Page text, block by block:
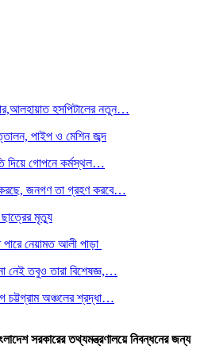
হসপিটালের নতুন…
পাইপ ও মেশিন জব্দ
দিয়ে গোপনে কর্মস্থল…
করছে, জনগণ তা গ্রহণ করবে…
ছাত্রের মৃত্যু
নেয়ামত আলী পাড়া
নেই তবুও তারা বিশেষজ্ঞ,…
চট্টগ্রাম অঞ্চলের শ্রদ্ধা…
সরকারের তথ্যমন্ত্রণালয়ে নিবন্ধনের জন্য